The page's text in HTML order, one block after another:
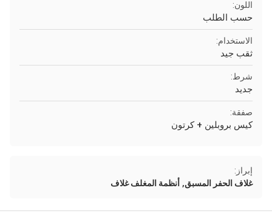
اللون:
حسب الطلب
الاستخدام:
ثقب جيد
شرط:
جديد
صفقة:
كيس بروبلين + كرتون
إبراز:
غلاف الحفر المسبق, أنظمة المغلف غلاف